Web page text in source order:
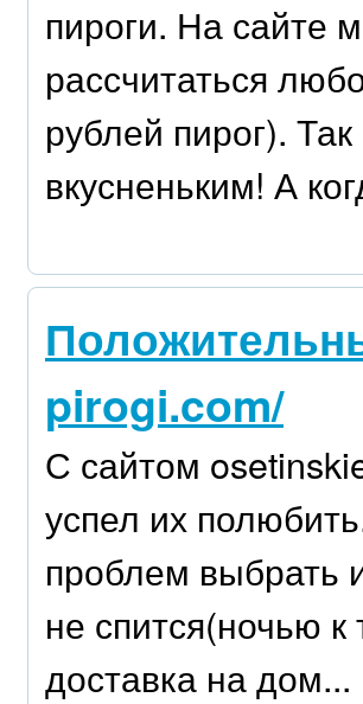
пироги. На сайте
рассчитаться
рублей пирог).
вкусненьким! А
pirogi.com/
С сайтом
успел их
проблем выбрать
не спится(ночью
доставка на дом...